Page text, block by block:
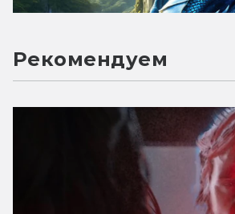
Рекомендуем